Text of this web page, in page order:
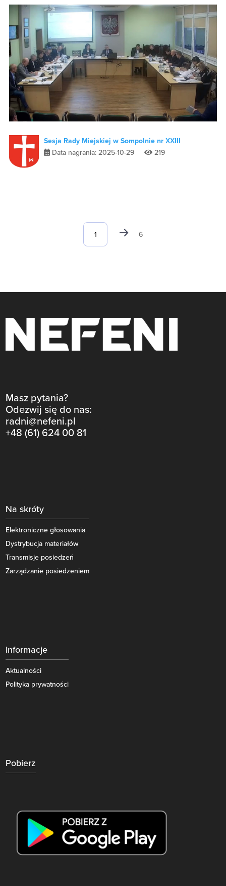
Sesja Rady Miejskiej w Sompolnie nr XXIII
Data nagrania: 2025-10-29
219
6
Masz pytania?
Odezwij się do nas:
radni@nefeni.pl
+48 (61) 624 00 81
Na skróty
Elektroniczne głosowania
Dystrybucja materiałów
Transmisje posiedzeń
Zarządzanie posiedzeniem
Informacje
Aktualności
Polityka prywatności
Pobierz